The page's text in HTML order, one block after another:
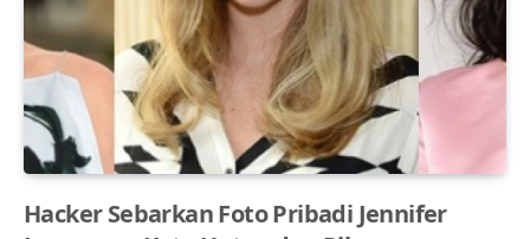
Hacker Sebarkan Foto Pribadi Jennifer